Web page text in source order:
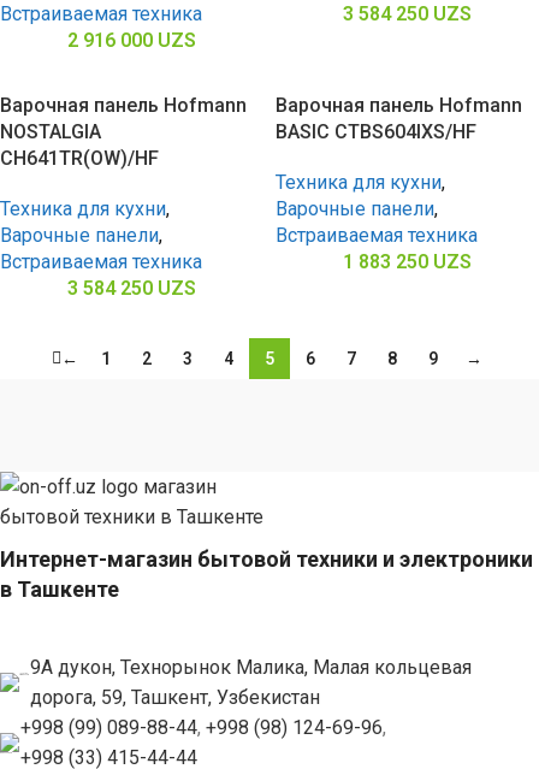
Встраиваемая техника
2 916 000 UZS
3 584 250 UZS
Варочная панель Hofmann
NOSTALGIA
CH641TR(OW)/HF
Техника для кухни,
Варочные панели,
Встраиваемая техника
3 584 250 UZS
Варочная панель Hofmann
BASIC CTBS604IXS/HF
Техника для кухни,
Варочные панели,
Встраиваемая техника
1 883 250 UZS
← 1 2 3 4 5 6 7 8 9 →
Интернет-магазин бытовой техники и электроники
в Ташкенте
9А дукон, Технорынок Малика, Малая кольцевая
дорога, 59, Ташкент, Узбекистан
+998 (99) 089-88-44, +998 (98) 124-69-96,
+998 (33) 415-44-44